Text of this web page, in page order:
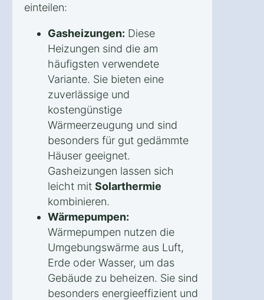
einteilen:
Gasheizungen: Diese
Heizungen sind die am
häufigsten verwendete
Variante. Sie bieten eine
zuverlässige und
kostengünstige
Wärmeerzeugung und sind
besonders für gut gedämmte
Häuser geeignet.
Gasheizungen lassen sich
leicht mit Solarthermie
kombinieren.
Wärmepumpen:
Wärmepumpen nutzen die
Umgebungswärme aus Luft,
Erde oder Wasser, um das
Gebäude zu beheizen. Sie sind
besonders energieeffizient und